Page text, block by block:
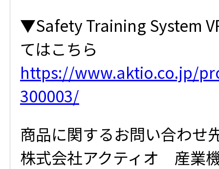
▼Safety Training System
てはこちら
https://www.aktio.co.jp/
300003/
商品に関するお問い合わせ
株式会社アクティオ 産業